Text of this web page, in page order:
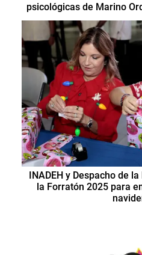
psicológicas de Marino
INADEH y Despacho de
la Forratón 2025 para